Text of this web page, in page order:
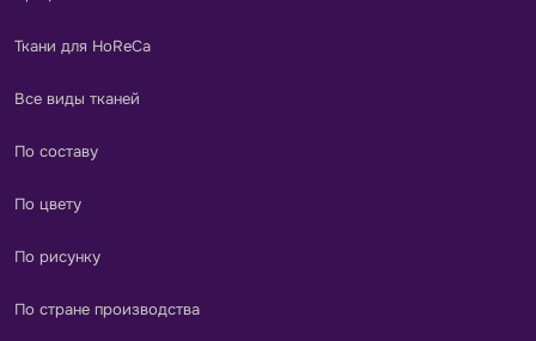
Ткани для HoReCa
Все виды тканей
По составу
По цвету
По рисунку
По стране производства